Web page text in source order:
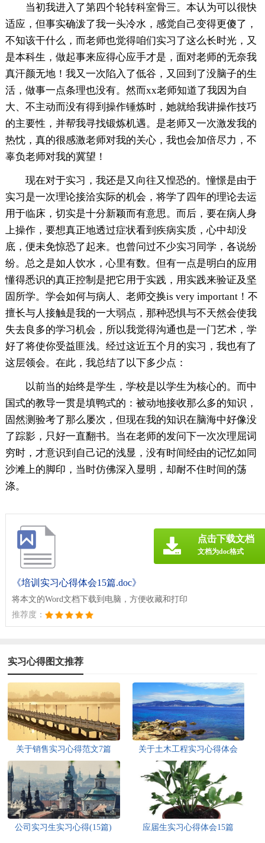
当初我进入了第四个轮转科室骨三。本认为可以很快
适应，但事实确泼了我一头冷水，感觉自己变得更傻了，
不知该干什么，而老师也觉得咱们实习了这么长时光，又
是本科生，做起事来应得心应手才是，面对老师的无奈我
真汗颜无地！我又一次陷入了低谷，又回到了没脑子的生
活，做事一点条理也没有。然而xx老师知道了我因为自
大、不主动而没有得到操作锤炼时，她就给我讲操作技巧
的主要性，并帮我寻找锻炼机遇。是老师又一次激发我的
热忱，真的很感激老师对我的关心，我也会加倍尽力，不
辜负老师对我的冀望！
现在对于实习，我还是又向往又惶恐的。憧憬是由于
实习是一次理论接洽实际的机会，将学了四年的理论去运
用于临床，切实是十分新颖而有意思。而后，要在病人身
上操作，要想真正地透过症状看到疾病实质，心中却没
底，便未免惊恐了起来。也曾问过不少实习同学，各说纷
纷。总之是如人饮水，心里有数。但有一点是明白的应用
懂得悉识的真正控制是把它用于实践，用实践来验证及坚
固所学。学会如何与病人、老师交换is very important！不
擅长与人接触是我的一大弱点，那种恐惧与不天然会使我
失去良多的学习机会，所以我觉得沟通也是一门艺术，学
好了将使你受益匪浅。经过这近五个月的实习，我也有了
这层领会。在此，我总结了以下多少点：
以前当的始终是学生，学校是以学生为核心的。而中
国式的教导一贯是填鸭式的：被动地接收那么多的知识，
固然测验考了那么屡次，但现在我的知识在脑海中好像没
了踪影，只好一直翻书。当在老师的发问下一次次理屈词
穷时，才意识到自己记的浅显，没有时间经由的记忆如同
沙滩上的脚印，当时仿佛深入显明，却耐不住时间的荡
涤。
《培训实习心得体会15篇.doc》
将本文的Word文档下载到电脑，方便收藏和打印
推荐度：
点击下载文档
文档为doc格式
实习心得图文推荐
关于销售实习心得范文7篇 关于土木工程实习心得体会
公司实习生实习心得(15篇) 应届生实习心得体会15篇